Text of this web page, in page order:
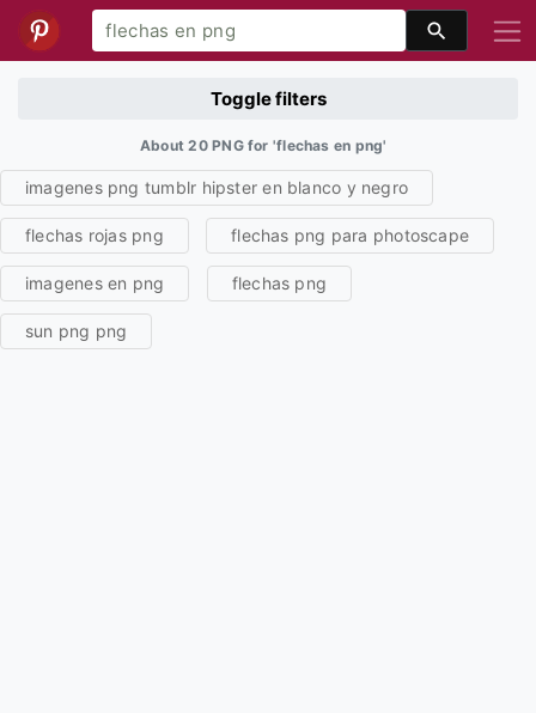
Toggle filters
About 20 PNG for 'flechas en png'
imagenes png tumblr hipster en blanco y negro
flechas rojas png flechas png para photoscape
imagenes en png flechas png
sun png png